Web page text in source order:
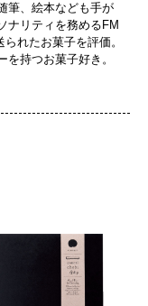
筆、絵本なども手が
ナリティを務めるFM
れたお菓子を評価。
持つお菓子好き。